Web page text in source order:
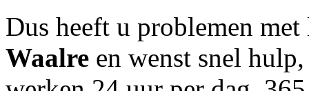
Dus heeft u problemen
Waalre en wenst snel